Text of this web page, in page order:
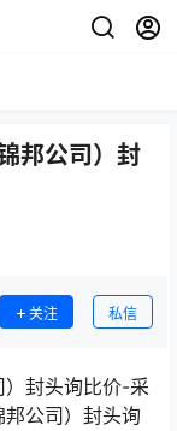
邦公司）封
关注 私信
封头询比价-采
公司）封头询